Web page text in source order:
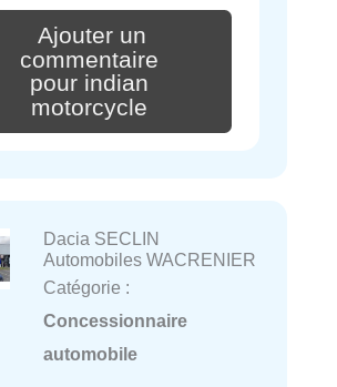
Ajouter un
commentaire
pour indian
motorcycle
Dacia SECLIN
Automobiles WACRENIER
Catégorie :
Concessionnaire
automobile